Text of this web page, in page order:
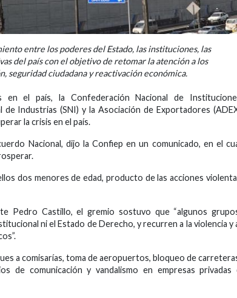
entre los poderes del Estado, las instituciones, las
del país con el objetivo de retomar la atención a los
seguridad ciudadana y reactivación económica.
el país, la Confederación Nacional de
de Industrias (SNI) y la Asociación de Exportadores
la crisis en el país.
Nacional, dijo la Confiep en un comunicado, en el
dos menores de edad, producto de las acciones
Pedro Castillo, el gremio sostuvo que “algunos
ni el Estado de Derecho, y recurren a la violencia y
a comisarías, toma de aeropuertos, bloqueo de
de comunicación y vandalismo en empresas privadas